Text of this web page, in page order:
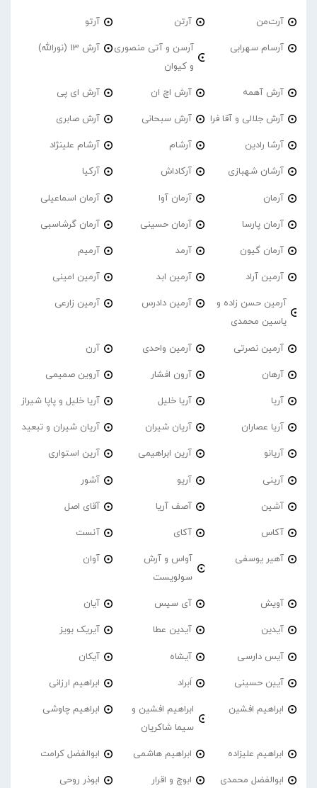
آرت‌من آرتن آرتو
آرسام سهرابی
آرسن و آتی منصوری
و کیوان
آرش 13 (نورالله)
آرش آهمه آرش اچ ان آرش ای پی
آرش جلالی و آقا فرا آرش سبحانی آرش صابری
آرشا رادین آرشام آرشام علینژاد
آرشان شهبازی آرکاداش آرکیا
آرمان آرمان آوا آرمان اسماعیلی
آرمان پارسا آرمان حسینی آرمان گرشاسبی
آرمان گیون آرمد آرمیم
آرمین آراد آرمین ابد آرمین امینی
آرمین حسن زاده و
یاسین محمدی
آرمین دادرس آرمین زارعی
آرمین نصرتی آرمین واحدی آرن
آرهان آرون افشار آروین صمیمی
آریا آریا خلیل آریا خلیل و پاپا شیراز
آریا عصاران آریان شیران آریان شیران و تبعید
آریانو آرین ابراهیمی آرین استواری
آرینی آریو آشور
آشین آصف آریا آقای اصل
آکاس آکای آنست
آهیر یوسفی
آواس و آرش
سولویست
آوان
آویش آی سیس آیان
آیدین آیدین عطا آیریک بویز
آیس دارسی آیشاه آیکان
آیین حسینی اَبراد ابراهیم ارزانی
ابراهیم افشین
ابراهیم افشین و
سیما شاکریان
ابراهیم چاوشی
ابراهیم علیزاده ابراهیم هاشمی ابوالفضل کرامت
ابوالفضل محمدی ابوچ و اقرار ابوذر روحی